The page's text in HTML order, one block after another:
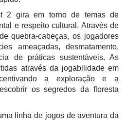
2 gira em torno de temas de
e respeito cultural. Através de
quebra-cabeças, os jogadores
ameaçadas, desmatamento,
de práticas sustentáveis. As
através da jogabilidade em
a exploração e a
os segredos da floresta
linha de jogos de aventura da